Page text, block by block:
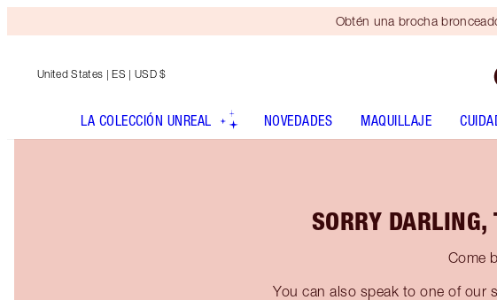
Obtén una brocha
United States | ES | USD $
LA COLECCIÓN UNREAL NOVEDADES MAQUILLAJE
SORRY
Come
You can also speak to one of our